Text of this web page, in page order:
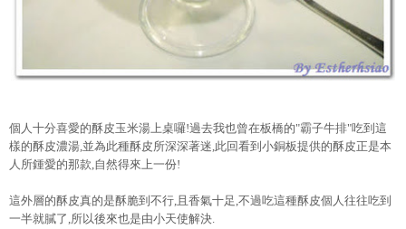
個人十分喜愛的酥皮玉米湯上桌囉!過去我也曾在板橋的"霸子牛排"吃到這
樣的酥皮濃湯,並為此種酥皮所深深著迷,此回看到小銅板提供的酥皮正是本
人所鍾愛的那款,自然得來上一份!
這外層的酥皮真的是酥脆到不行,且香氣十足,不過吃這種酥皮個人往往吃到
一半就膩了,所以後來也是由小天使解決.